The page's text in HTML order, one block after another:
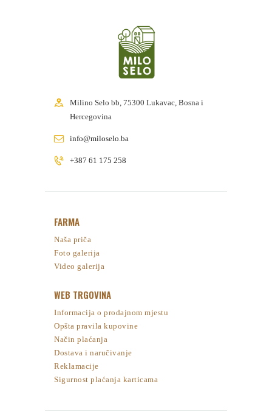
Milino Selo bb, 75300 Lukavac, Bosna i
Hercegovina
info@miloselo.ba
+387 61 175 258
FARMA
Naša priča
Foto galerija
Video galerija
WEB TRGOVINA
Informacija o prodajnom mjestu
Opšta pravila kupovine
Način plaćanja
Dostava i naručivanje
Reklamacije
Sigurnost plaćanja karticama